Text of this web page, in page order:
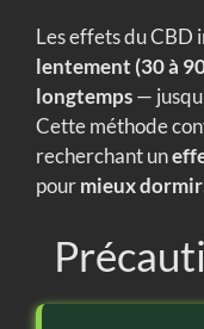
Les effets du CBD
lentement (30 à
longtemps—
Cette méthode
recherchant un
pourmieux dormir